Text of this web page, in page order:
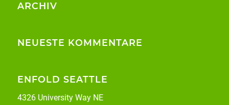
ARCHIV
NEUESTE KOMMENTARE
ENFOLD SEATTLE
4326 University Way NE